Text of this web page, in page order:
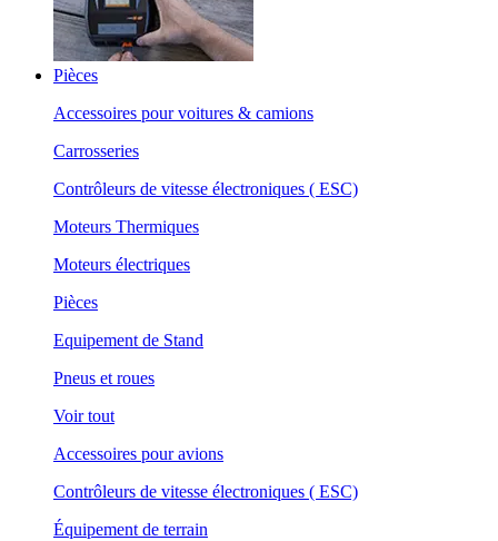
Pièces
Accessoires pour voitures & camions
Carrosseries
Contrôleurs de vitesse électroniques ( ESC)
Moteurs Thermiques
Moteurs électriques
Pièces
Equipement de Stand
Pneus et roues
Voir tout
Accessoires pour avions
Contrôleurs de vitesse électroniques ( ESC)
Équipement de terrain